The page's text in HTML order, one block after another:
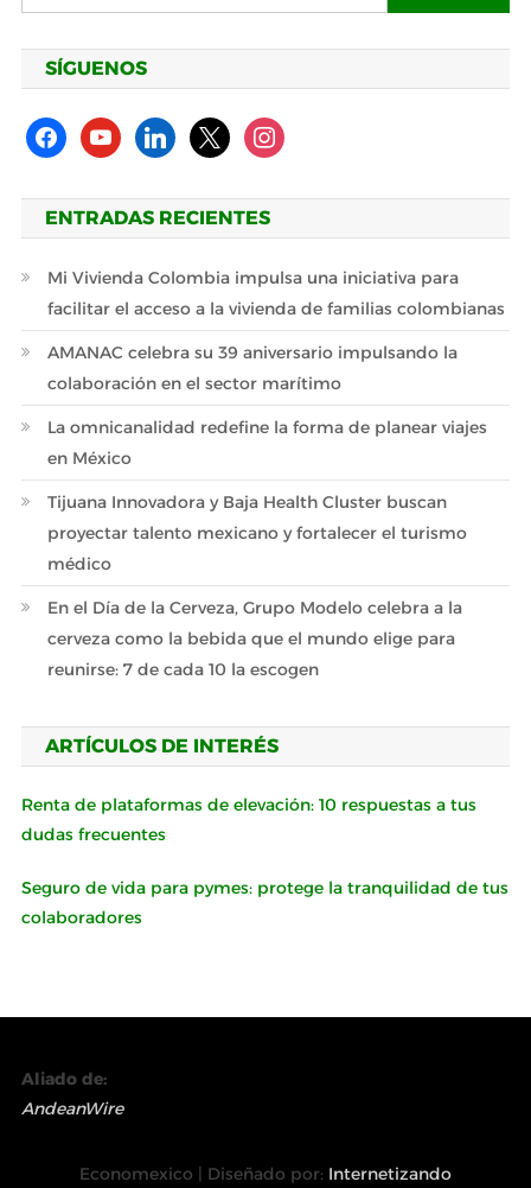
SÍGUENOS
facebookyoutubelinkedin
x instagram
ENTRADAS RECIENTES
Mi Vivienda Colombia impulsa una iniciativa para
facilitar el acceso a la vivienda de familias colombianas
AMANAC celebra su 39 aniversario impulsando la
colaboración en el sector marítimo
La omnicanalidad redefine la forma de planear viajes
en México
Tijuana Innovadora y Baja Health Cluster buscan
proyectar talento mexicano y fortalecer el turismo
médico
En el Día de la Cerveza, Grupo Modelo celebra a la
cerveza como la bebida que el mundo elige para
reunirse: 7 de cada 10 la escogen
ARTÍCULOS DE INTERÉS
Renta de plataformas de elevación: 10 respuestas a tus
dudas frecuentes
Seguro de vida para pymes: protege la tranquilidad de tus
colaboradores
Aliado de:
AndeanWire
Economexico | Diseñado por: Internetizando